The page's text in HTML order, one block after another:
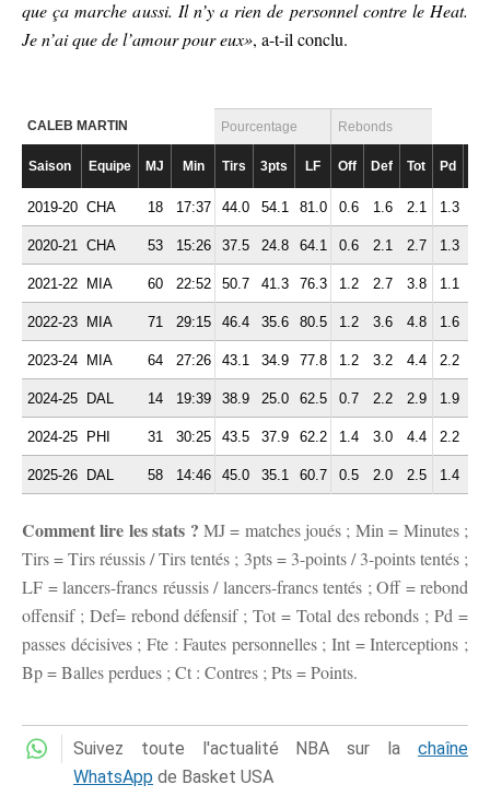
que ça marche aussi. Il n’y a rien de personnel contre le Heat.
Je n’ai que de l’amour pour eux», a-t-il conclu.
CALEB MARTIN Pourcentage Rebonds
Saison Equipe MJ Min Tirs 3pts LF Off Def Tot Pd
2019-20 CHA 18 17:37 44.0 54.1 81.0 0.6 1.6 2.1 1.3
2020-21 CHA 53 15:26 37.5 24.8 64.1 0.6 2.1 2.7 1.3
2021-22 MIA 60 22:52 50.7 41.3 76.3 1.2 2.7 3.8 1.1
2022-23 MIA 71 29:15 46.4 35.6 80.5 1.2 3.6 4.8 1.6
2023-24 MIA 64 27:26 43.1 34.9 77.8 1.2 3.2 4.4 2.2
2024-25 DAL 14 19:39 38.9 25.0 62.5 0.7 2.2 2.9 1.9
2024-25 PHI 31 30:25 43.5 37.9 62.2 1.4 3.0 4.4 2.2
2025-26 DAL 58 14:46 45.0 35.1 60.7 0.5 2.0 2.5 1.4
Comment lire les stats ? MJ = matches joués ; Min = Minutes ;
Tirs = Tirs réussis / Tirs tentés ; 3pts = 3-points / 3-points tentés ;
LF = lancers-francs réussis / lancers-francs tentés ; Off = rebond
offensif ; Def= rebond défensif ; Tot = Total des rebonds ; Pd =
passes décisives ; Fte : Fautes personnelles ; Int = Interceptions ;
Bp = Balles perdues ; Ct : Contres ; Pts = Points.
Suivez toute l'actualité NBA sur la chaîne
WhatsApp de Basket USA